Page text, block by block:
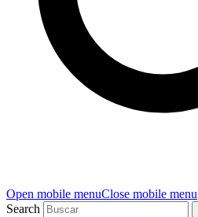
Open mobile menuClose mobile menu
Search